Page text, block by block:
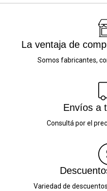
La ventaja de
Somos fabricantes,
Envíos a
Consultá por el
Variedad de